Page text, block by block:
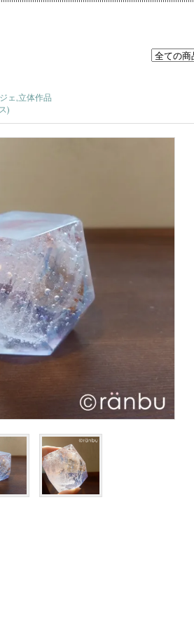
ェ,立体作品
)